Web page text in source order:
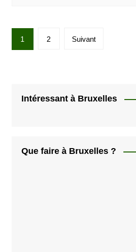
a
1 2 Suivant
Intéressant à Bruxelles
Que faire à Bruxelles ?